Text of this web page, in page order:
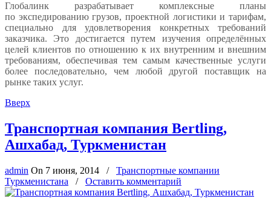
Глобалинк разрабатывает комплексные планы
по экспедированию грузов, проектной логистики и тарифам,
специально для удовлетворения конкретных требований
заказчика. Это достигается путем изучения определённых
целей клиентов по отношению к их внутренним и внешним
требованиям, обеспечивая тем самым качественные услуги
более последовательно, чем любой другой поставщик на
рынке таких услуг.
Вверх
Транспортная компания Bertling,
Ашхабад, Туркменистан
admin On 7 июня, 2014 /
Транспортные компании
Туркменистана
/ Оставить комментарий